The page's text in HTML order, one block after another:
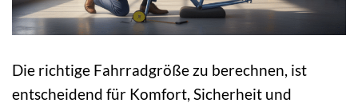
Die richtige Fahrradgröße zu berechnen, ist
entscheidend für Komfort, Sicherheit und